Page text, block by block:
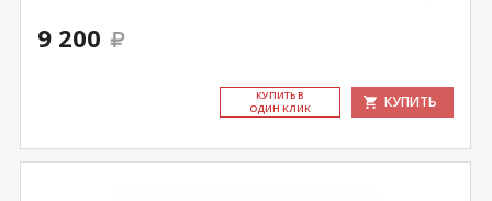
9 200
КУ­ПИТЬ В
ОДИН КЛИК
КУПИТЬ